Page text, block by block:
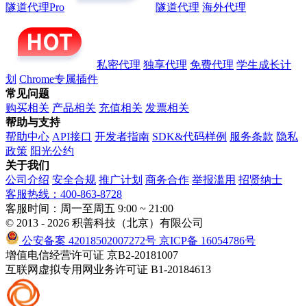
隧道代理Pro 隧道代理 海外代理
私密代理 独享代理 免费代理 学生成长计
划 Chrome专属插件
常见问题
购买相关 产品相关 充值相关 发票相关
帮助与支持
帮助中心 API接口 开发者指南 SDK&代码样例 服务条款 隐私
政策 阳光公约
关于我们
公司介绍 安全合规 推广计划 商务合作 举报滥用 招贤纳士
客服热线：400-863-8728
客服时间：周一至周五 9:00 ~ 21:00
© 2013 - 2026 积善科技（北京）有限公司
公安备案 42018502007272号 京ICP备 16054786号
增值电信经营许可证 京B2-20181007
互联网虚拟专用网业务许可证 B1-20184613